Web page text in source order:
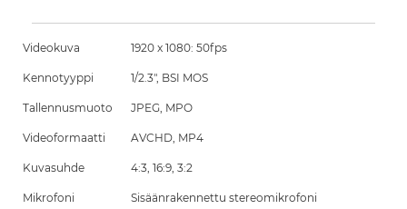
Videokuva 1920 x 1080: 50fps
Kennotyyppi 1/2.3", BSI MOS
Tallennusmuoto JPEG, MPO
Videoformaatti AVCHD, MP4
Kuvasuhde 4:3, 16:9, 3:2
Mikrofoni
Sisäänrakennettu stereomikrofoni